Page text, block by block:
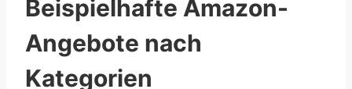
Beispielhafte Amazon-
Angebote nach
Kategorien